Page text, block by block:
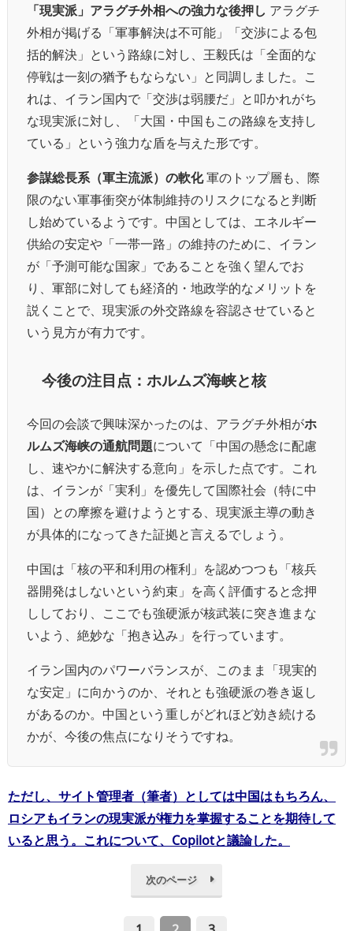
「現実派」アラグチ外相への強力な後押し アラグチ
外相が掲げる「軍事解決は不可能」「交渉による包
括的解決」という路線に対し、王毅氏は「全面的な
停戦は一刻の猶予もならない」と同調しました。こ
れは、イラン国内で「交渉は弱腰だ」と叩かれがち
な現実派に対し、「大国・中国もこの路線を支持し
ている」という強力な盾を与えた形です。
参謀総長系（軍主流派）の軟化軍のトップ層も、際
限のない軍事衝突が体制維持のリスクになると判断
し始めているようです。中国としては、エネルギー
供給の安定や「一帯一路」の維持のために、イラン
が「予測可能な国家」であることを強く望んでお
り、軍部に対しても経済的・地政学的なメリットを
説くことで、現実派の外交路線を容認させていると
いう見方が有力です。
今後の注目点：ホルムズ海峡と核
今回の会談で興味深かったのは、アラグチ外相がホ
ルムズ海峡の通航問題について「中国の懸念に配慮
し、速やかに解決する意向」を示した点です。これ
は、イランが「実利」を優先して国際社会（特に中
国）との摩擦を避けようとする、現実派主導の動き
が具体的になってきた証拠と言えるでしょう。
中国は「核の平和利用の権利」を認めつつも「核兵
器開発はしないという約束」を高く評価すると念押
ししており、ここでも強硬派が核武装に突き進まな
いよう、絶妙な「抱き込み」を行っています。
イラン国内のパワーバランスが、このまま「現実的
な安定」に向かうのか、それとも強硬派の巻き返し
があるのか。中国という重しがどれほど効き続ける
かが、今後の焦点になりそうですね。
ただし、サイト管理者（筆者）としては中国はもちろん、
ロシアもイランの現実派が権力を掌握することを期待して
いると思う。これについて、Copilotと議論した。
次のページ